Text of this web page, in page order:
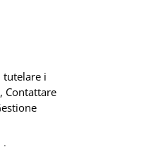
tutelare i
Contattare